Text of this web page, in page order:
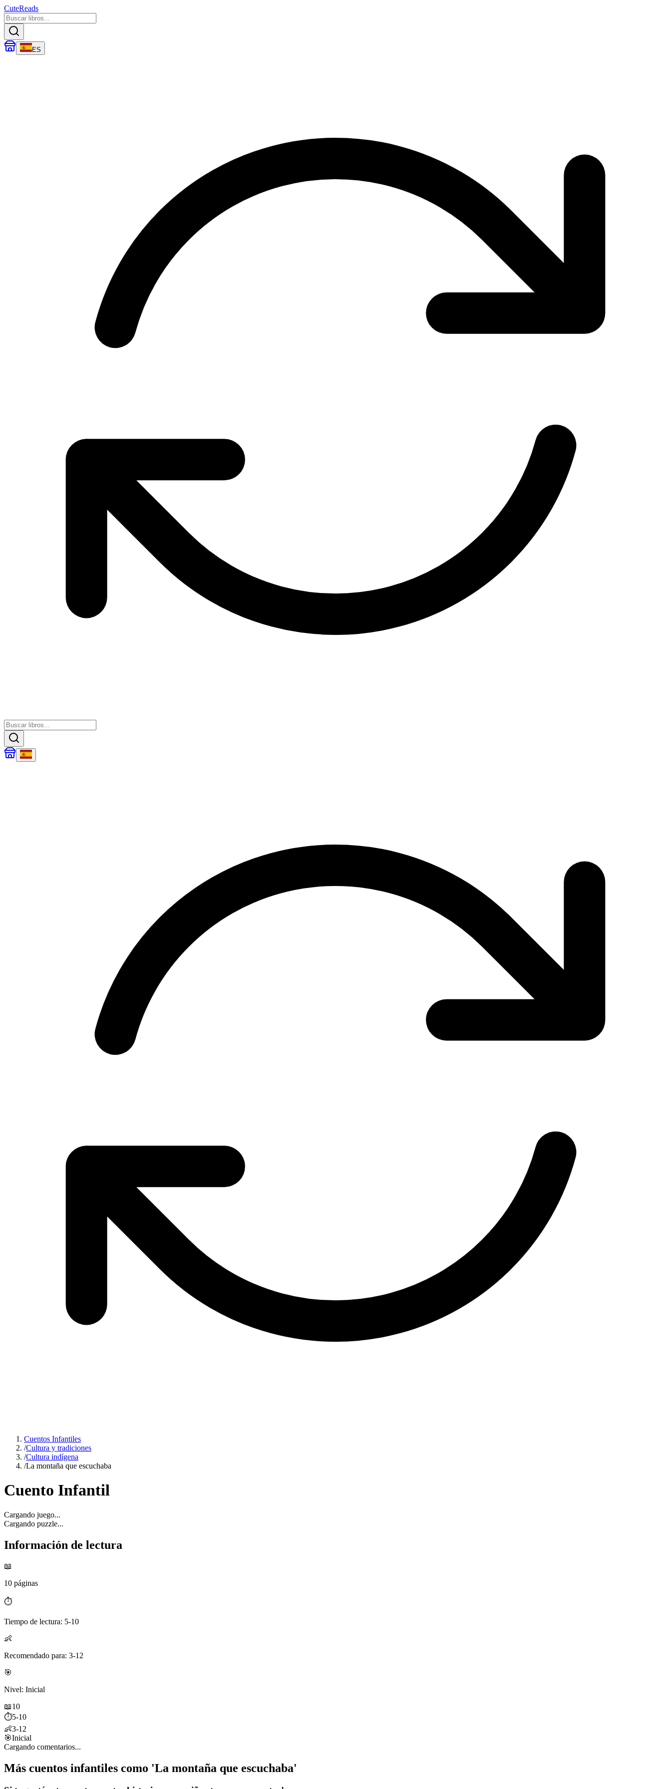
CuteReads
ES
Cuentos Infantiles
/Cultura y tradiciones
/Cultura indígena
/La montaña que escuchaba
Cuento Infantil
Cargando juego...
Cargando puzzle...
Información de lectura
📖
10 páginas
⏱️
Tiempo de lectura: 5-10
👶
Recomendado para: 3-12
🎯
Nivel: Inicial
📖10
⏱️5-10
👶3-12
🎯Inicial
Cargando comentarios...
Más cuentos infantiles como 'La montaña que escuchaba'